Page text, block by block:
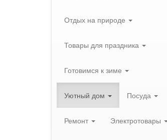
Отдых на природе
Товары для праздника
Готовимся к зиме
Уютный дом Посуда
Ремонт Электротовары